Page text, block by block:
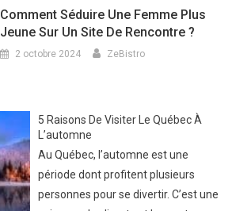
Comment Séduire Une Femme Plus
Jeune Sur Un Site De Rencontre ?
2 octobre 2024 ZeBistro
5 Raisons De Visiter Le Québec À
L’automne
Au Québec, l’automne est une
période dont profitent plusieurs
personnes pour se divertir. C’est une